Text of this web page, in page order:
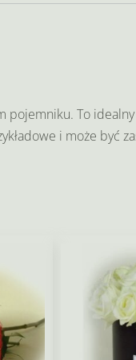
pojemniku. To
i może być